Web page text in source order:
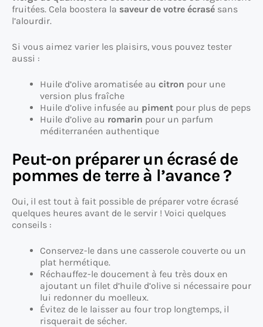
fruitées. Cela boostera la saveur de votre écrasé sans
l’alourdir.
Si vous aimez varier les plaisirs, vous pouvez tester
aussi :
Huile d’olive aromatisée au citron pour une
version plus fraîche
Huile d’olive infusée au piment pour plus de peps
Huile d’olive au romarin pour un parfum
méditerranéen authentique
Peut-on préparer un écrasé de
pommes de terre à l’avance ?
Oui, il est tout à fait possible de préparer votre écrasé
quelques heures avant de le servir ! Voici quelques
conseils :
Conservez-le dans une casserole couverte ou un
plat hermétique.
Réchauffez-le doucement à feu très doux en
ajoutant un filet d’huile d’olive si nécessaire pour
lui redonner du moelleux.
Évitez de le laisser au four trop longtemps, il
risquerait de sécher.